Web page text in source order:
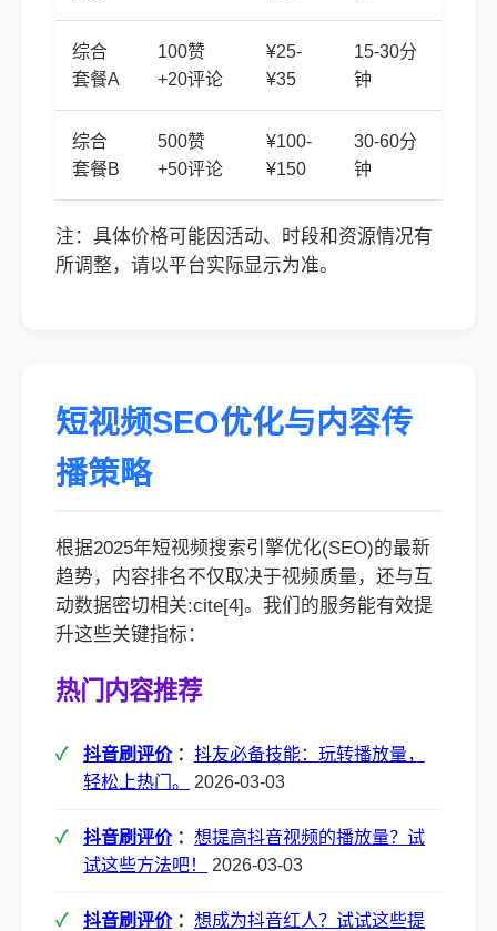
综合
套餐A
100赞
+20评论
¥25-
¥35
15-30分
钟
综合
套餐B
500赞
+50评论
¥100-
¥150
30-60分
钟
注：具体价格可能因活动、时段和资源情况有
所调整，请以平台实际显示为准。
短视频SEO优化与内容传
播策略
根据2025年短视频搜索引擎优化(SEO)的最新
趋势，内容排名不仅取决于视频质量，还与互
动数据密切相关:cite[4]。我们的服务能有效提
升这些关键指标：
热门内容推荐
抖音刷评价： 抖友必备技能：玩转播放量，
轻松上热门。
2026-03-03
抖音刷评价： 想提高抖音视频的播放量？试
试这些方法吧！
2026-03-03
抖音刷评价： 想成为抖音红人？试试这些提